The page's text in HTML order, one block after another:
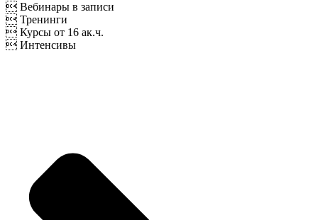
 Вебинары в записи
 Тренинги
 Курсы от 16 ак.ч.
 Интенсивы